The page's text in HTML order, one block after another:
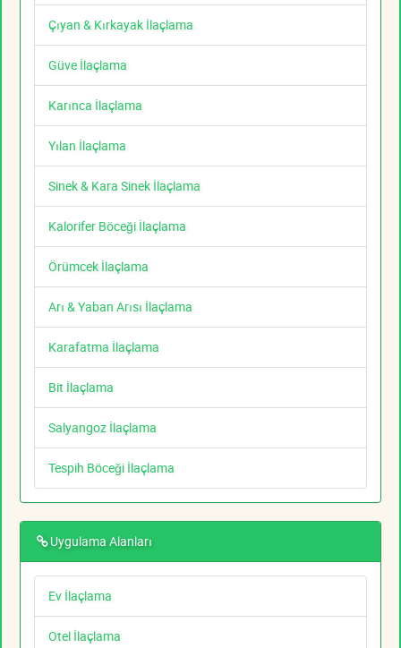
Çıyan & Kırkayak İlaçlama
Güve İlaçlama
Karınca İlaçlama
Yılan İlaçlama
Sinek & Kara Sinek İlaçlama
Kalorifer Böceği İlaçlama
Örümcek İlaçlama
Arı & Yaban Arısı İlaçlama
Karafatma İlaçlama
Bit İlaçlama
Salyangoz İlaçlama
Tespih Böceği İlaçlama
Uygulama Alanları
Ev İlaçlama
Otel İlaçlama